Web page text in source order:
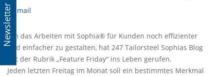
Email
Um das Arbeiten mit Sophia® für Kunden noch effizienter
und einfacher zu gestalten, hat 247 Tailorsteel Sophias Blog
mit der Rubrik „Feature Friday“ ins Leben gerufen.
Jeden letzten Freitag im Monat soll ein bestimmtes Merkmal
Newsletter